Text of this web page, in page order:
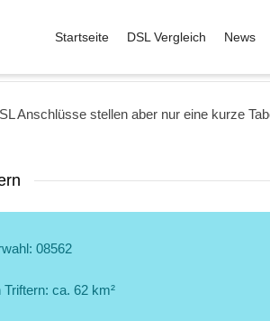
Startseite DSL Vergleich News
Anschlüsse stellen aber nur eine kurze
08562
ca. 62 km²